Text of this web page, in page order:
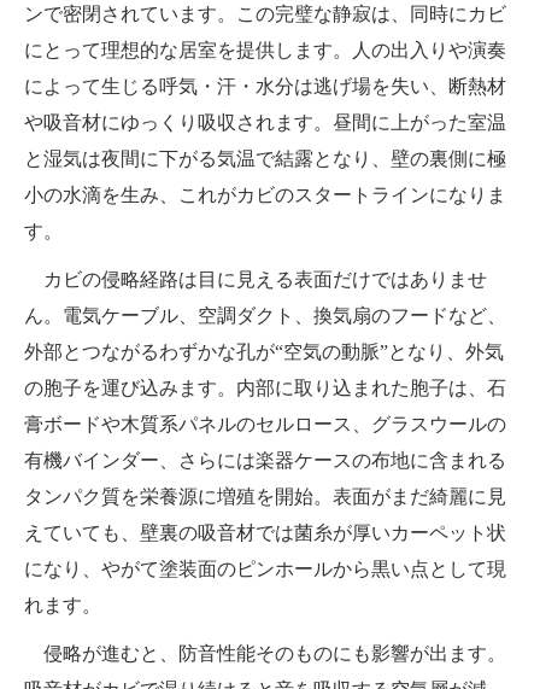
ンで密閉されています。この完璧な静寂は、同時にカビ
にとって理想的な居室を提供します。人の出入りや演奏
によって生じる呼気・汗・水分は逃げ場を失い、断熱材
や吸音材にゆっくり吸収されます。昼間に上がった室温
と湿気は夜間に下がる気温で結露となり、壁の裏側に極
小の水滴を生み、これがカビのスタートラインになりま
す。
カビの侵略経路は目に見える表面だけではありませ
ん。電気ケーブル、空調ダクト、換気扇のフードなど、
外部とつながるわずかな孔が“空気の動脈”となり、外気
の胞子を運び込みます。内部に取り込まれた胞子は、石
膏ボードや木質系パネルのセルロース、グラスウールの
有機バインダー、さらには楽器ケースの布地に含まれる
タンパク質を栄養源に増殖を開始。表面がまだ綺麗に見
えていても、壁裏の吸音材では菌糸が厚いカーペット状
になり、やがて塗装面のピンホールから黒い点として現
れます。
侵略が進むと、防音性能そのものにも影響が出ます。